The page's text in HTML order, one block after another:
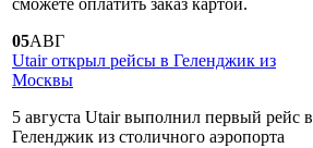
сможете оплатить заказ картой.
05АВГ
Utair открыл рейсы в Геленджик из
Москвы
5 августа Utair выполнил первый рейс в
Геленджик из столичного аэропорта